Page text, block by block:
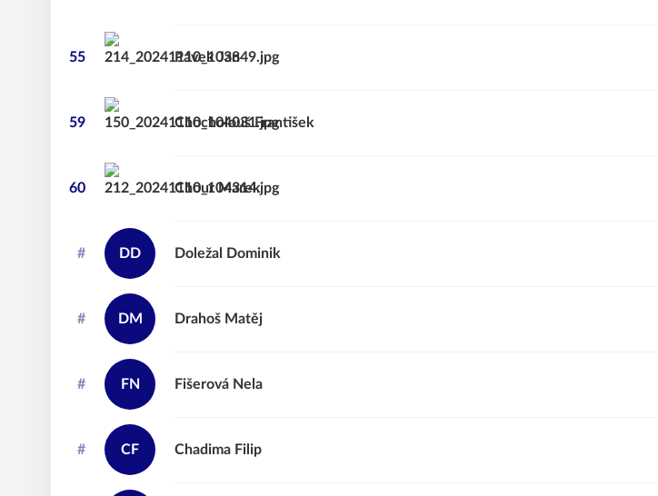
55 Jan
Pávek
59 František
Chocholouš
60 Marek
Chour
# DD Dominik
Doležal
# DM Matěj
Drahoš
# FN Nela
Fišerová
# CF Filip
Chadima